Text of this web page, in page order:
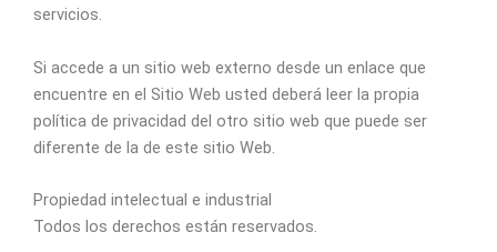
servicios.
Si accede a un sitio web externo desde un enlace que
encuentre en el Sitio Web usted deberá leer la propia
política de privacidad del otro sitio web que puede ser
diferente de la de este sitio Web.
Propiedad intelectual e industrial
Todos los derechos están reservados.